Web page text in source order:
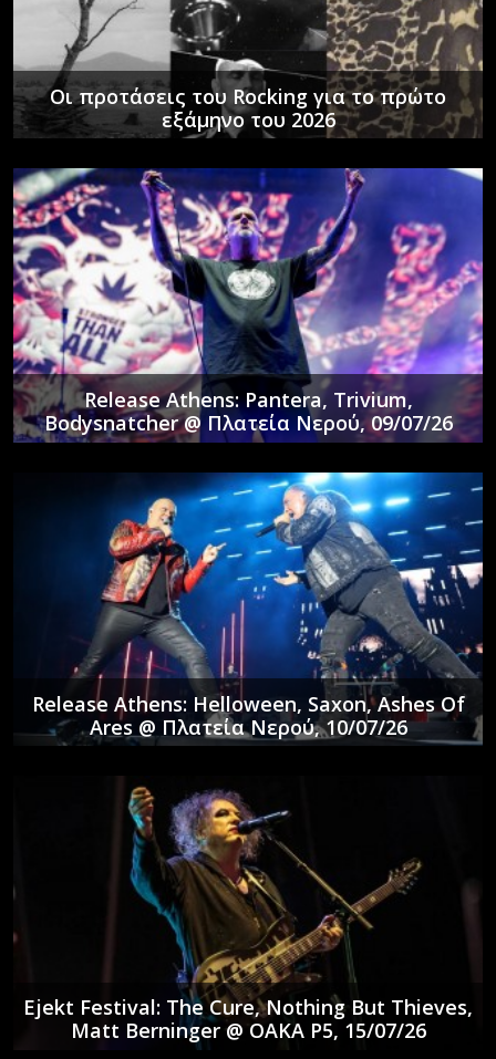
Οι προτάσεις του Rocking για το πρώτο
εξάμηνο του 2026
Release Athens: Pantera, Trivium,
Bodysnatcher @ Πλατεία Νερού, 09/07/26
Release Athens: Helloween, Saxon, Ashes Of
Ares @ Πλατεία Νερού, 10/07/26
Ejekt Festival: The Cure, Nothing But Thieves,
Matt Berninger @ ΟΑΚΑ P5, 15/07/26